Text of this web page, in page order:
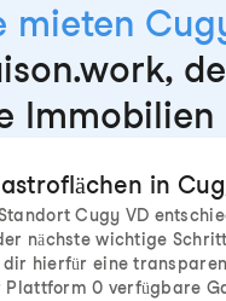
mieten
Immobilien
in
Cugy VD
nächste wichtige
hierfür eine
0 verfügbare